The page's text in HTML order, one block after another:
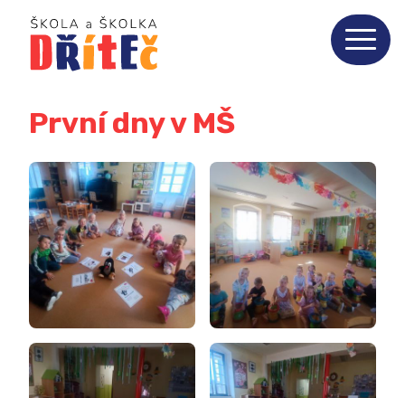
První dny v MŠ